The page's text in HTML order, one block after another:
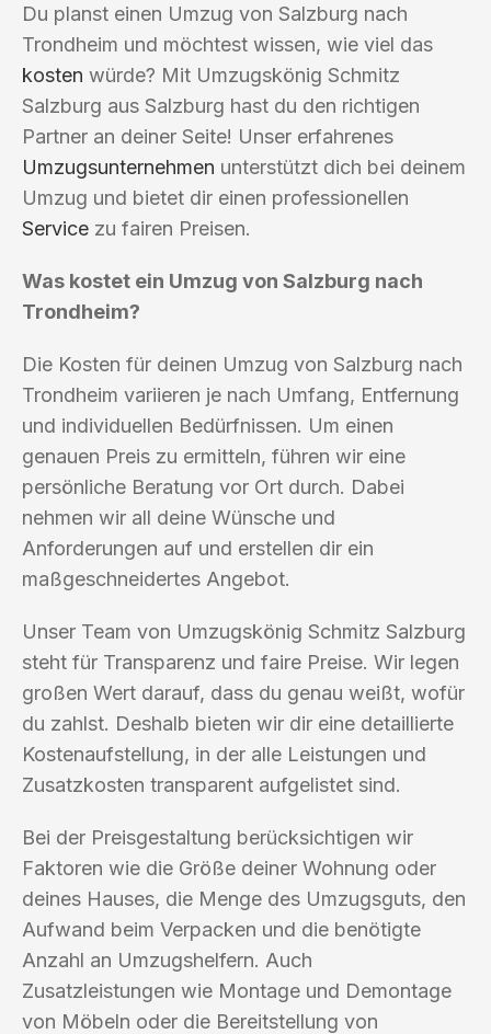
Du planst einen Umzug von Salzburg nach
Trondheim und möchtest wissen, wie viel das
kosten würde? Mit Umzugskönig Schmitz
Salzburg aus Salzburg hast du den richtigen
Partner an deiner Seite! Unser erfahrenes
Umzugsunternehmen unterstützt dich bei deinem
Umzug und bietet dir einen professionellen
Service zu fairen Preisen.
Was kostet ein Umzug von Salzburg nach
Trondheim?
Die Kosten für deinen Umzug von Salzburg nach
Trondheim variieren je nach Umfang, Entfernung
und individuellen Bedürfnissen. Um einen
genauen Preis zu ermitteln, führen wir eine
persönliche Beratung vor Ort durch. Dabei
nehmen wir all deine Wünsche und
Anforderungen auf und erstellen dir ein
maßgeschneidertes Angebot.
Unser Team von Umzugskönig Schmitz Salzburg
steht für Transparenz und faire Preise. Wir legen
großen Wert darauf, dass du genau weißt, wofür
du zahlst. Deshalb bieten wir dir eine detaillierte
Kostenaufstellung, in der alle Leistungen und
Zusatzkosten transparent aufgelistet sind.
Bei der Preisgestaltung berücksichtigen wir
Faktoren wie die Größe deiner Wohnung oder
deines Hauses, die Menge des Umzugsguts, den
Aufwand beim Verpacken und die benötigte
Anzahl an Umzugshelfern. Auch
Zusatzleistungen wie Montage und Demontage
von Möbeln oder die Bereitstellung von